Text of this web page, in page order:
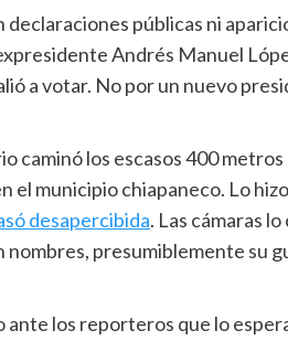
públicas ni
Andrés Manuel
a votar. No por un nuevo
caminó los escasos 400 metros
el municipio chiapaneco. Lo
desapercibida. Las cámaras
nombres, presumiblemente su
ante los reporteros que lo